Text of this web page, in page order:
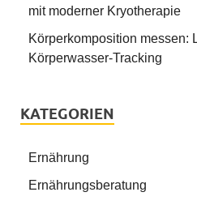
mit moderner Kryotherapie
Körperkomposition messen:
Körperwasser-Tracking
KATEGORIEN
Ernährung
Ernährungsberatung